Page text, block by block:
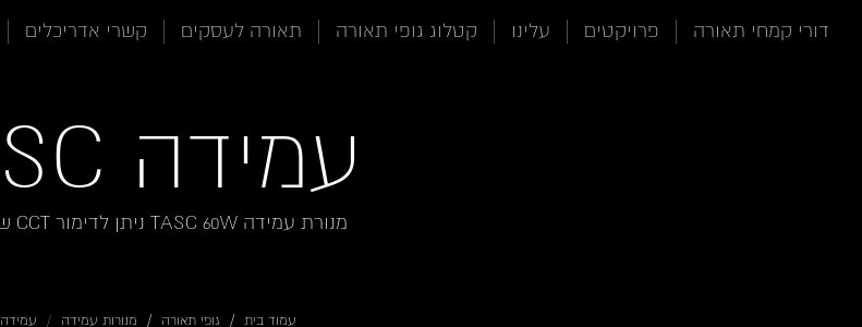
נגישות
ראשי
ראשידורי קמחי תאורה פרויקטים עלינו קטלוג גופי תאורה תאורה לעסקים קשרי אדריכלים
עמידה TASC
מנורת עמידה TASC 60W ניתן לדימור CCT שינוי גוון אור
עמוד בית גופי תאורה מנורות עמידה עמידה TASC